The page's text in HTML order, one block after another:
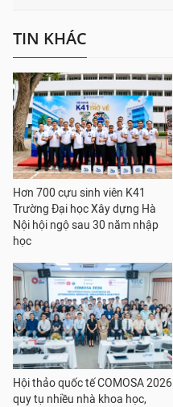
TIN KHÁC
Hơn 700 cựu sinh viên K41
Trường Đại học Xây dựng Hà
Nội hội ngộ sau 30 năm nhập
học
Hội thảo quốc tế COMOSA 2026
quy tụ nhiều nhà khoa học,